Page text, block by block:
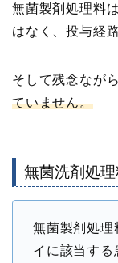
無菌製剤処理料
はなく、投与経
そして残念なが
ていません。
無菌洗剤処理
無菌製剤処理
イに該当する